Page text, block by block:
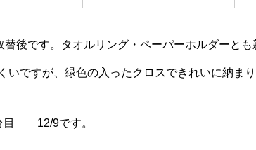
替後です。タオルリング・ペーパーホルダーと
いですが、緑色の入ったクロスできれいに納まり
目 12/9です。